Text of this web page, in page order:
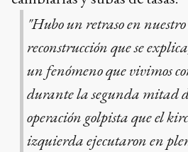
"Hubo un retraso en
reconstrucción que se
un fenómeno que vivimos
durante la segunda mitad
operación golpista que el
izquierda ejecutaron en